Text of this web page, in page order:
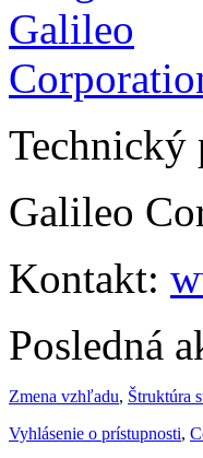
Technický
Galileo
Kontakt:
Posledná
Zmena vzhľadu, Štruktúra
Vyhlásenie o prístupnosti,